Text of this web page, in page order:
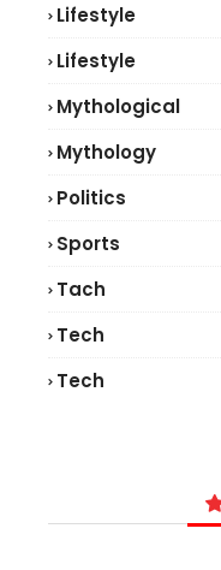
Lifestyle
Lifestyle
Mythological
Mythology
Politics
Sports
Tach
Tech
Tech